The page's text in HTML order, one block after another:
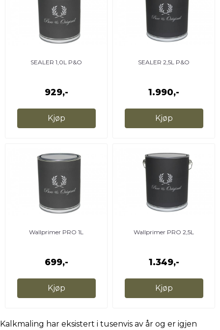
SEALER 1,0L P&O
929,-
Kjøp
SEALER 2,5L P&O
1.990,-
Kjøp
Wallprimer PRO 1L
699,-
Kjøp
Wallprimer PRO 2,5L
1.349,-
Kjøp
Kalkmaling har eksistert i tusenvis av år og er igjen